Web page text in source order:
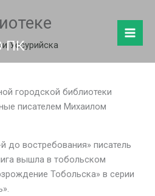
ПК
Уссурийска
городской библиотеки
писателем Михаилом
до востребования» писатель
вышла в тобольском
Тобольска» в серии